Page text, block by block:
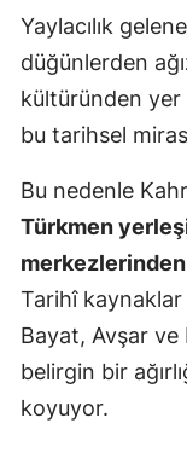
Yaylacılık
düğünlerden
kültüründen yer
bu tarihsel
Bu nedenle
Türkmen
Tarihî
Bayat, Avşar ve
belirgin bir
koyuyor.